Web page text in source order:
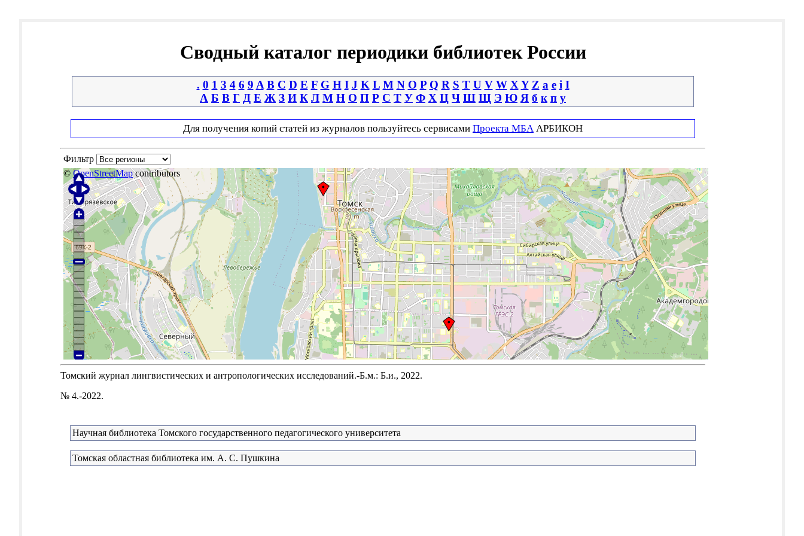
Сводный каталог периодики библиотек России
. 0 1 3 4 6 9 A B C D E F G H I J K L M N O P Q R S T U V W X Y Z a e i І
А Б В Г Д Е Ж З И К Л М Н О П Р С Т У Ф Х Ц Ч Ш Щ Э Ю Я б к п у
Для получения копий статей из журналов пользуйтесь сервисами Проекта МБА АРБИКОН
Фильтр
© OpenStreetMapcontributors
Томский журнал лингвистических и антропологических исследований.-Б.м.: Б.и., 2022.
№ 4.-2022.
Научная библиотека Томского государственного педагогического университета
Томская областная библиотека им. А. С. Пушкина